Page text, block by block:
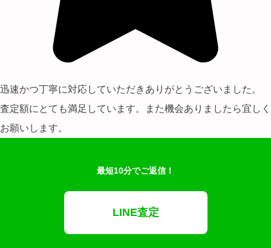
迅速かつ丁寧に対応していただきありがとうございました。
査定額にとても満足しています。また機会ありましたら宜しく
お願いします。
最短10分でご返信！
LINE査定